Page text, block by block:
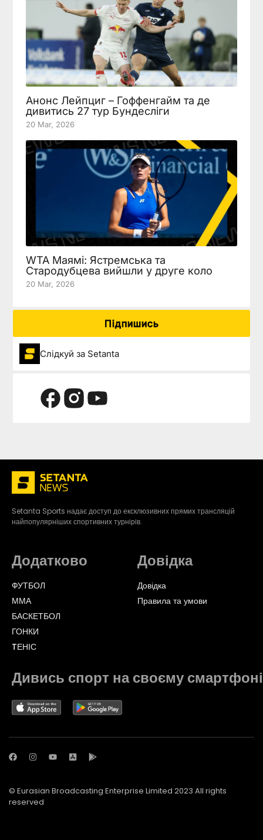
Анонс Лейпциг – Гоффенгайм та де
дивитись 27 тур Бундесліги
20 Mar, 2026
WTA Маямі: Ястремська та
Стародубцева вийшли у друге коло
20 Mar, 2026
Підпишись
Слідкуй за Setanta
Setanta Sports надає доступ до ексклюзивних прямих трансляцій
найпопулярніших спортивних турнірів.
Додатково
ФУТБОЛ
ММА
БАСКЕТБОЛ
ГОНКИ
TЕНІС
Довідка
Довідка
Правила та умови
Дивись спорт на своєму смартфоні
© Eurasian Broadcasting Enterprise Limited 2023 All rights
reserved